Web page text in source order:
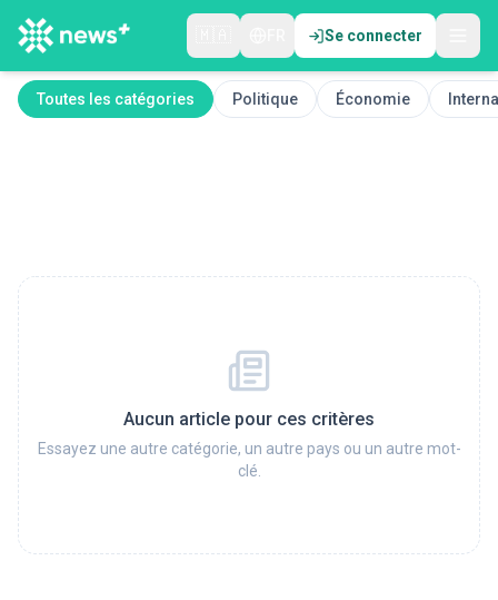
Se connecter
Toutes les catégories Politique Économie
Aucun article pour ces critères
Essayez une autre catégorie, un autre pays ou un autre mot-
clé.